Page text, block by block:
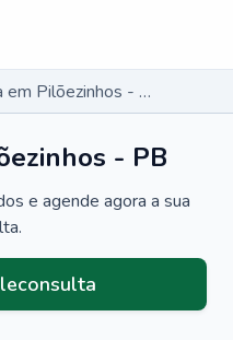
Geriatra em Pilõezinhos - PB
- PB
e agende agora a sua